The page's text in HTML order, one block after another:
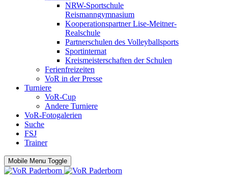
NRW-Sportschule
Reismanngymnasium
Kooperationspartner Lise-Meitner-
Realschule
Partnerschulen des Volleyballsports
Sportinternat
Kreismeisterschaften der Schulen
Ferienfreizeiten
VoR in der Presse
Turniere
VoR-Cup
Andere Turniere
VoR-Fotogalerien
Suche
FSJ
Trainer
Mobile Menu Toggle